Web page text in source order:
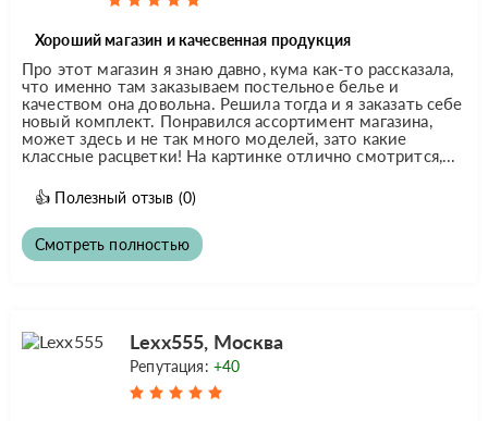
Хороший магазин и качесвенная продукция
Про этот магазин я знаю давно, кума как-то рассказала,
что именно там заказываем постельное белье и
качеством она довольна. Решила тогда и я заказать себе
новый комплект. Понравился ассортимент магазина,
может здесь и не так много моделей, зато какие
классные расцветки! На картинке отлично смотрится,...
👍 Полезный отзыв (0)
Смотреть полностью
Lexx555, Москва
Репутация: +40